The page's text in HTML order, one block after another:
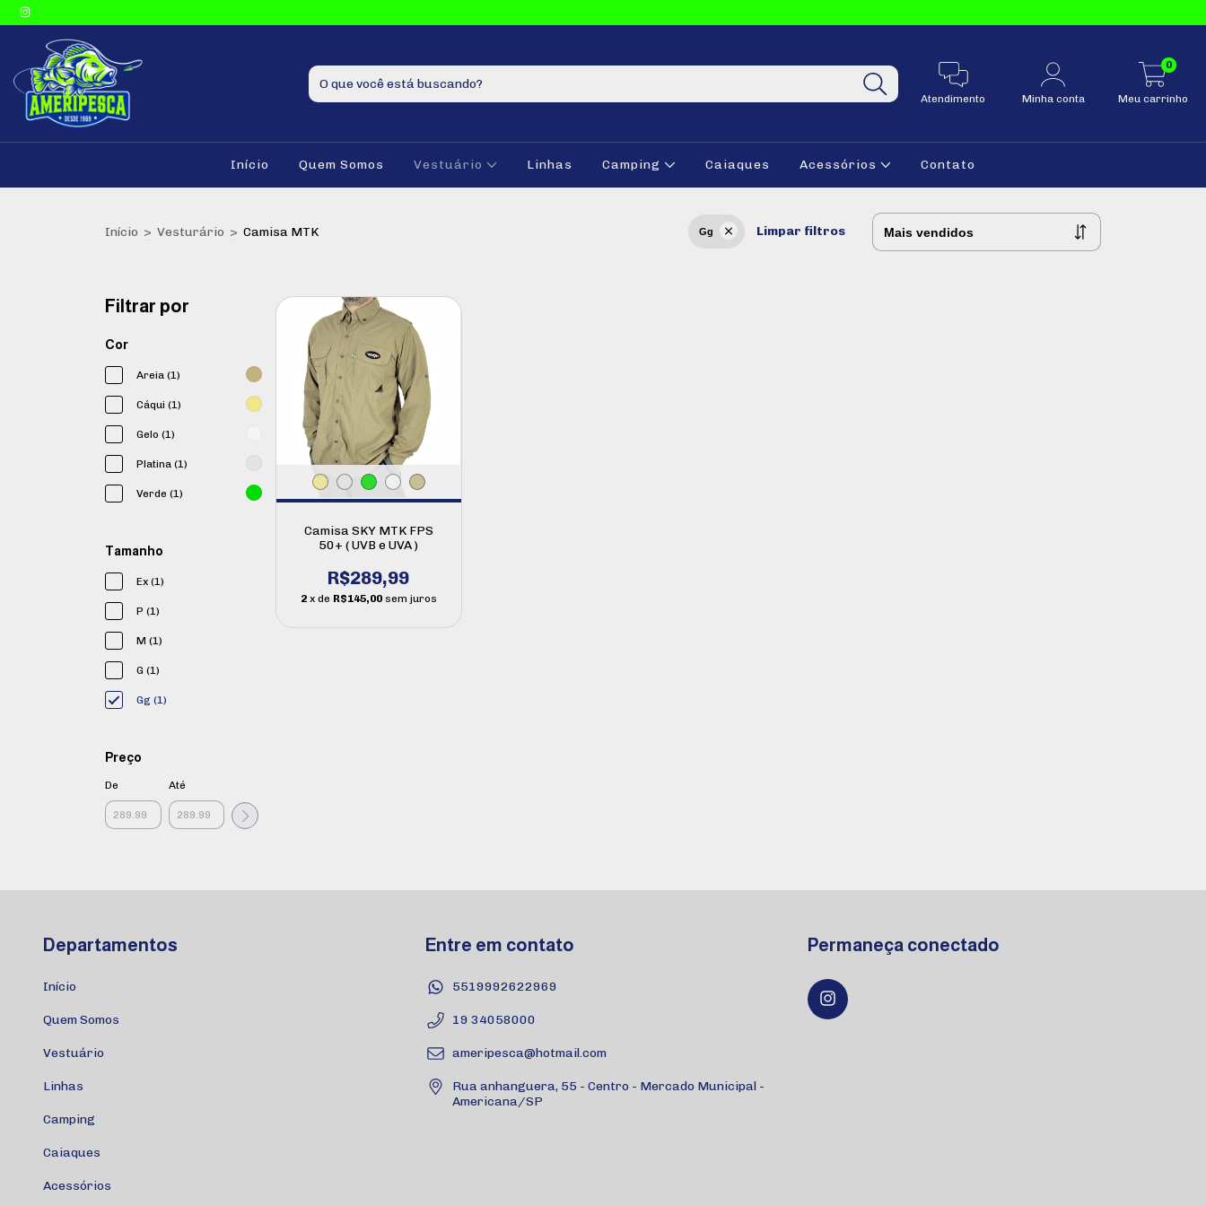
Atendimento Minha conta Meu carrinho
0
Início Quem Somos Vestuário Linhas Camping Caiaques Acessórios Contato
Início > Vesturário > Camisa MTK Gg Limpar filtros
Filtrar por
Cor
Areia (1)
Cáqui (1)
Gelo (1)
Platina (1)
Verde (1)
Tamanho
Ex (1)
P (1)
M (1)
G (1)
Gg (1)
Preço
De Até
Camisa SKY MTK FPS
50+ ( UVB e UVA )
R$289,99
2 x de R$145,00 sem juros
Departamentos
Início
Quem Somos
Vestuário
Linhas
Camping
Caiaques
Acessórios
Entre em contato
5519992622969
19 34058000
ameripesca@hotmail.com
Rua anhanguera, 55 - Centro - Mercado Municipal -
Americana/SP
Permaneça conectado